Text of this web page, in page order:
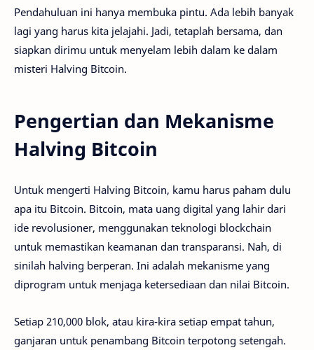
Pendahuluan ini hanya membuka pintu. Ada lebih banyak
lagi yang harus kita jelajahi. Jadi, tetaplah bersama, dan
siapkan dirimu untuk menyelam lebih dalam ke dalam
misteri Halving Bitcoin.
Pengertian dan Mekanisme
Halving Bitcoin
Untuk mengerti Halving Bitcoin, kamu harus paham dulu
apa itu Bitcoin. Bitcoin, mata uang digital yang lahir dari
ide revolusioner, menggunakan teknologi blockchain
untuk memastikan keamanan dan transparansi. Nah, di
sinilah halving berperan. Ini adalah mekanisme yang
diprogram untuk menjaga ketersediaan dan nilai Bitcoin.
Setiap 210,000 blok, atau kira-kira setiap empat tahun,
ganjaran untuk penambang Bitcoin terpotong setengah.